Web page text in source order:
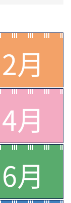
2月
4月
6月